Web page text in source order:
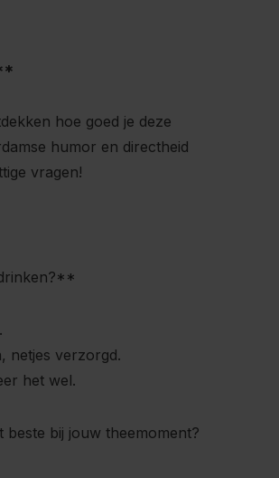
hoe goed je deze
humor en directheid
vragen!
netjes verzorgd.
het wel.
bij jouw theemoment?